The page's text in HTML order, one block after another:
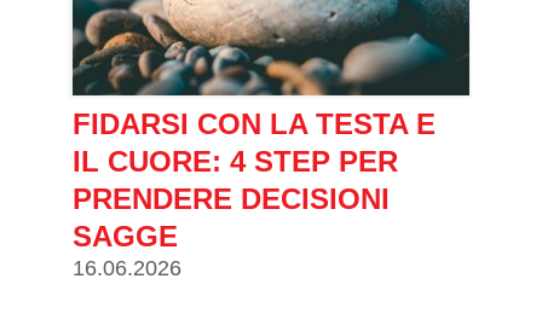
FIDARSI CON LA TESTA E
IL CUORE: 4 STEP PER
PRENDERE DECISIONI
SAGGE
16.06.2026